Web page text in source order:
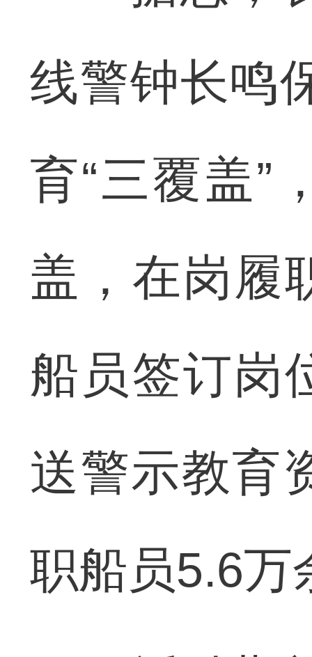
线警钟长鸣
育“三覆盖”
盖，在岗履
船员签订岗
送警示教育
职船员5.6万